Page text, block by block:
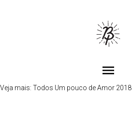
menu
Veja mais: Todos Um pouco de Amor 2018